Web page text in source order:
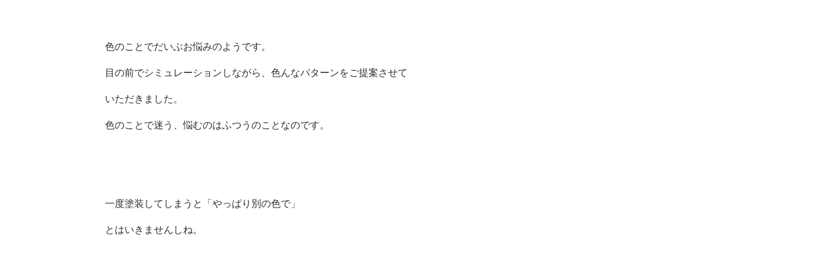
色のことでだいぶお悩みのようです。
目の前でシミュレーションしながら、色んなパターンをご提案させて
いただきました。
色のことで迷う、悩むのはふつうのことなのです。
一度塗装してしまうと「やっぱり別の色で」
とはいきませんしね。